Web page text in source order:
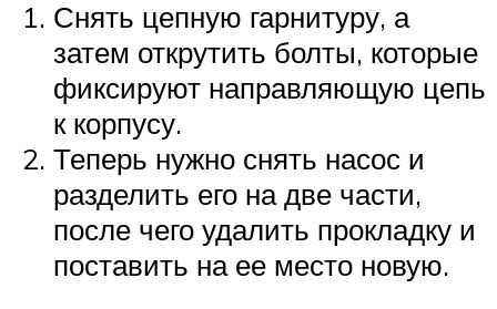
Снять цепную гарнитуру, а
затем открутить болты, которые
фиксируют направляющую цепь
к корпусу.
Теперь нужно снять насос и
разделить его на две части,
после чего удалить прокладку и
поставить на ее место новую.